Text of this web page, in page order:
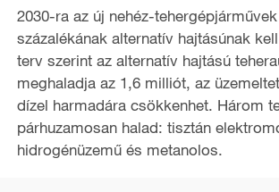
a
y
V
i
2030-ra az új nehéz-
százalékának alternatív hajtásúnak
terv szerint az alternatív hajtású
meghaladja az 1,6 milliót, az
dízel harmadára csökkenhet. Három
párhuzamosan halad: tisztán
hidrogénüzemű és metanolos.